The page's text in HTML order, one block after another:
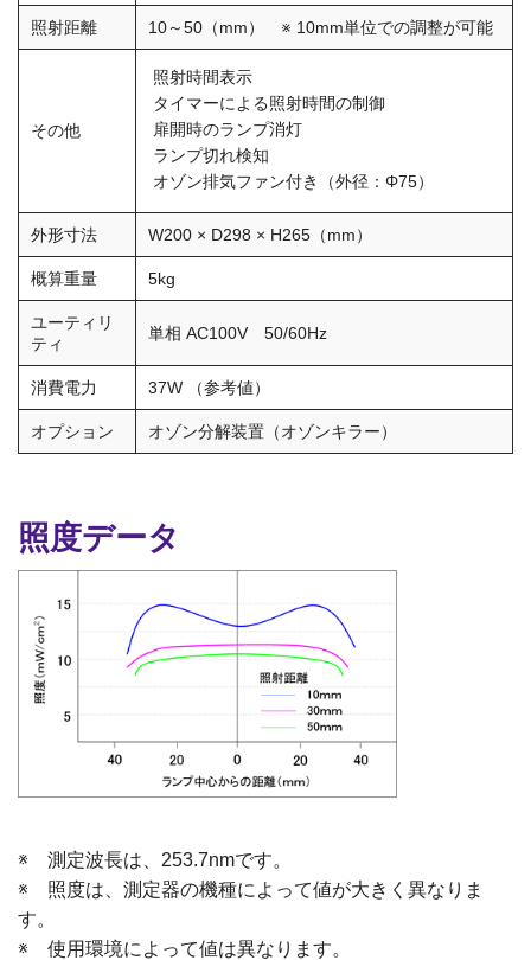
照射距離 10～50（mm） ※ 10mm単位での調整が可能
その他
照射時間表示
タイマーによる照射時間の制御
扉開時のランプ消灯
ランプ切れ検知
オゾン排気ファン付き（外径：Φ75）
外形寸法 W200 × D298 × H265（mm）
概算重量 5kg
ユーティリ
ティ
単相 AC100V 50/60Hz
消費電力 37W （参考値）
オプション オゾン分解装置（オゾンキラー）
照度データ
※ 測定波長は、253.7nmです。
※ 照度は、測定器の機種によって値が大きく異なりま
す。
※ 使用環境によって値は異なります。